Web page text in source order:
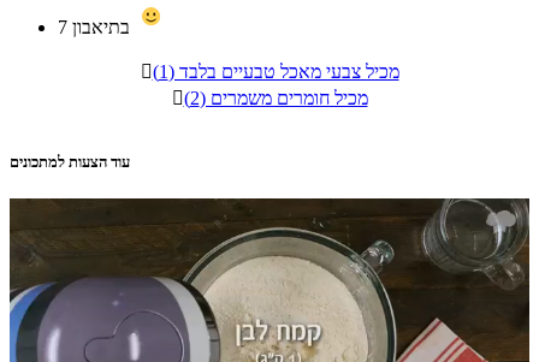
7

מכיל צבעי מאכל טבעיים בלבד (1)

מכיל חומרים משמרים (2)
עוד הצעות למתכונים